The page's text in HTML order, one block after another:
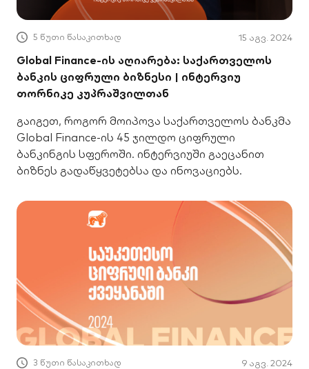
5 წუთი წასაკითხად 15 აგვ. 2024
Global Finance-ის აღიარება: საქართველოს
ბანკის ციფრული ბიზნესი | ინტერვიუ
თორნიკე კუპრაშვილთან
გაიგეთ, როგორ მოიპოვა საქართველოს ბანკმა
Global Finance-ის 45 ჯილდო ციფრული
ბანკინგის სფეროში. ინტერვიუში გაეცანით
ბიზნეს გადაწყვეტებსა და ინოვაციებს.
3 წუთი წასაკითხად 9 აგვ. 2024